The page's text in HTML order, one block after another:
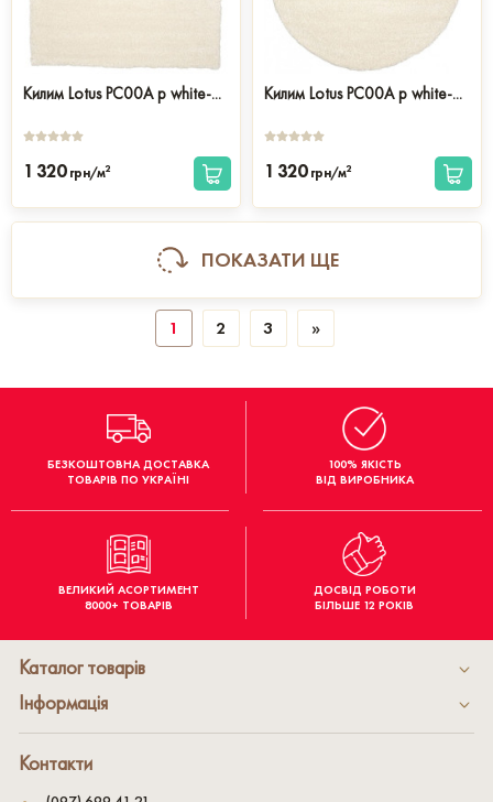
Килим Lotus PC00A p white-...
1 320 грн/м2
Килим Lotus PC00A p white-...
1 320 грн/м2
ПОКАЗАТИ ЩЕ
1 2 3 »
БЕЗКОШТОВНА ДОСТАВКА
ТОВАРІВ ПО УКРАЇНІ
100% ЯКІСТЬ
ВІД ВИРОБНИКА
ВЕЛИКИЙ АСОРТИМЕНТ
8000+ ТОВАРІВ
ДОСВІД РОБОТИ
БІЛЬШЕ 12 РОКІВ
Каталог товарів
Інформація
Контакти